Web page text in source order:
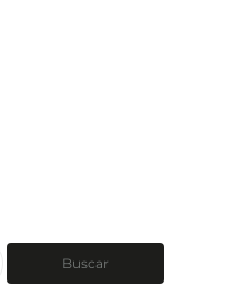
Buscar